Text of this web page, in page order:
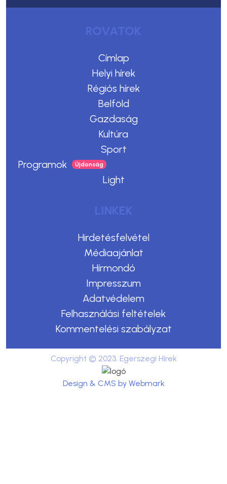
ROVATOK
Címlap
Helyi hírek
Régiós hírek
Belföld
Gazdaság
Kultúra
Sport
Programok
Light
LINKEK
Hirdetésfelvétel
Médiaajánlat
Hírmondó
Impresszum
Adatvédelem
Felhasználási feltételek
Kommentelési szabályzat
Copyright © 2023. Egerszegi Hírek
Design & CMS by Webmark